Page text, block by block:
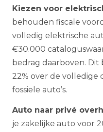
Kiezen voor
behouden fiscale
volledig elektrische
€30.000
bedrag daarboven.
22% over de volledige
fossiele auto’s.
Auto naar privé
je zakelijke auto voor